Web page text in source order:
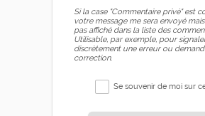
Si la case "Commentaire privé" est
votre message me sera envoyé
pas affiché dans la liste des
Utilisable, par exemple, pour
discrètement une erreur ou
correction.
Se souvenir de moi sur